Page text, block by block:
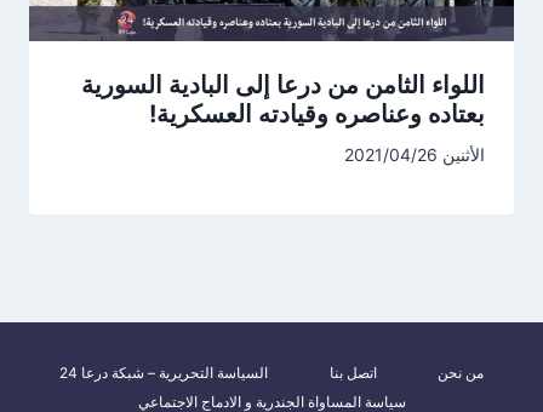
اللواء الثامن من درعا إلى البادية السورية
بعتاده وعناصره وقيادته العسكرية!
الأثنين 2021/04/26
من نحن اتصل بنا
السياسة التحريرية – شبكة درعا 24
سياسة المساواة الجندرية و الادماج الاجتماعي